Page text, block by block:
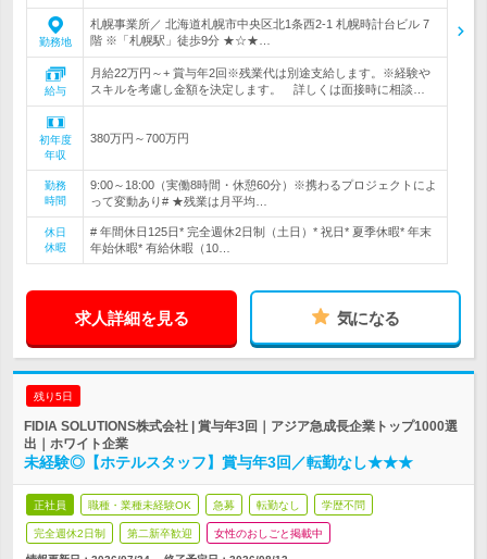
勤務地
札幌事業所／ 北海道札幌市中央区北1条西2-1 札幌時計台ビル 7
階 ※「札幌駅」徒歩9分 ★☆★…
給与
月給22万円～+ 賞与年2回※残業代は別途支給します。※経験や
スキルを考慮し金額を決定します。 詳しくは面接時に相談…
初年度
年収
380万円～700万円
勤務
時間
9:00～18:00（実働8時間・休憩60分）※携わるプロジェクトによ
って変動あり# ★残業は月平均…
休日
休暇
# 年間休日125日* 完全週休2日制（土日）* 祝日* 夏季休暇* 年末
年始休暇* 有給休暇（10…
求人詳細を見る 気になる
残り5日
FIDIA SOLUTIONS株式会社 | 賞与年3回｜アジア急成長企業トップ1000選
出｜ホワイト企業
未経験◎【ホテルスタッフ】賞与年3回／転勤なし★★★
正社員 職種・業種未経験OK 急募 転勤なし 学歴不問
完全週休2日制 第二新卒歓迎 女性のおしごと掲載中